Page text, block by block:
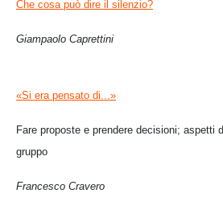
Che cosa può dire il silenzio?
Giampaolo Caprettini
«Si era pensato di...»
Fare proposte e prendere decisioni; aspetti
gruppo
Francesco Cravero